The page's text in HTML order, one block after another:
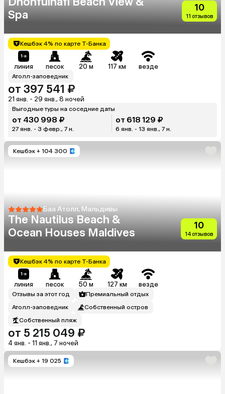
Spa
10
11 отзывов
Кешбэк 4% по карте Т-Банка
линия песок 20 м 117 км везде
Атолл-заповедник
от 397 541 ₽
21 янв. - 29 янв., 8 ночей
Выгодные туры на соседние даты
от 430 998 ₽
27 янв. - 3 февр., 7 н.
от 618 129 ₽
6 янв. - 13 янв., 7 н.
Кешбэк + 104 300
Баа Атолл, Мальдивы
The Nautilus Beach &
Ocean Houses Maldives
10
14 отзывов
Кешбэк 4% по карте Т-Банка
линия песок 50 м 127 км везде
Отзывы за этот год
Премиальный отдых
Атолл-заповедник
Собственный остров
Собственный пляж
от 5 215 049 ₽
4 янв. - 11 янв., 7 ночей
Кешбэк + 19 025